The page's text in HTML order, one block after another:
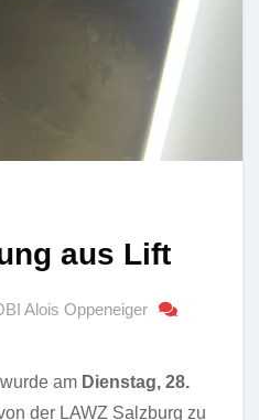
aus Lift
Alois Oppeneiger
am Dienstag, 28.
der LAWZ Salzburg zu